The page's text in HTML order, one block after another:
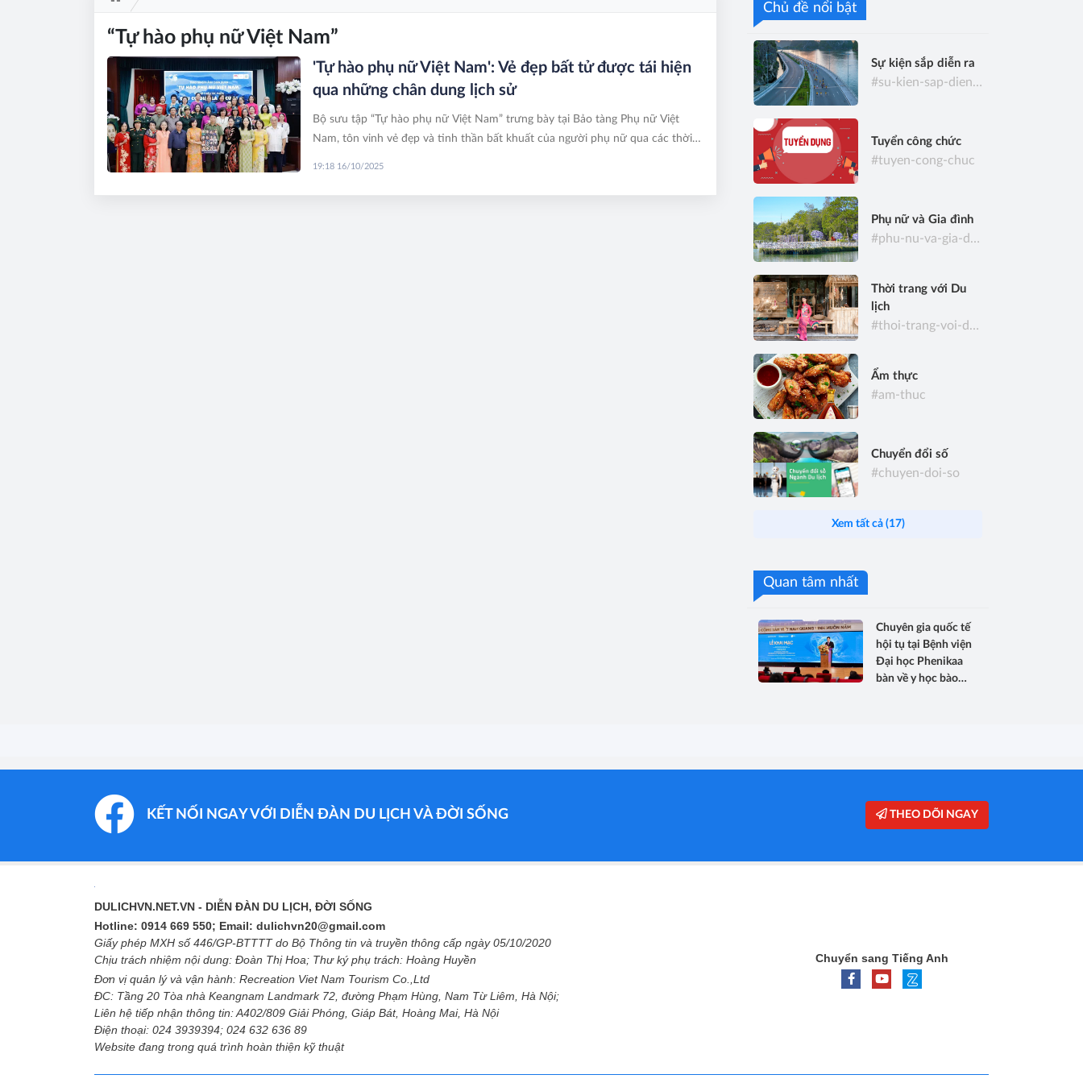
“Tự hào phụ nữ Việt Nam”
'Tự hào phụ nữ Việt Nam': Vẻ đẹp bất tử được tái hiện
qua những chân dung lịch sử
Bộ sưu tập “Tự hào phụ nữ Việt Nam” trưng bày tại Bảo tàng Phụ nữ Việt
Nam, tôn vinh vẻ đẹp và tinh thần bất khuất của người phụ nữ qua các thời
19:18 16/10/2025
Chủ đề nổi bật
Sự kiện sắp diễn ra
#su-kien-sap-dien-ra
Tuyển công chức
#tuyen-cong-chuc
Phụ nữ và Gia đình
#phu-nu-va-gia-dinh
Thời trang với Du
lịch
#thoi-trang-voi-du-lich
Ẩm thực
#am-thuc
Chuyển đổi số
#chuyen-doi-so
Xem tất cả (17)
Quan tâm nhất
Chuyên gia quốc tế
hội tụ tại Bệnh viện
Đại học Phenikaa
bàn về y học bào
KẾT NỐI NGAY VỚI DIỄN ĐÀN DU LỊCH VÀ ĐỜI SỐNG THEO DÕI NGAY
DULICHVN.NET.VN - DIỄN ĐÀN DU LỊCH, ĐỜI SỐNG
Hotline: 0914 669 550; Email: dulichvn20@gmail.com
Giấy phép MXH số 446/GP-BTTTT do Bộ Thông tin và truyền thông cấp ngày 05/10/2020
Chịu trách nhiệm nội dung: Đoàn Thị Hoa; Thư ký phụ trách: Hoàng Huyền
Đơn vị quản lý và vận hành: Recreation Viet Nam Tourism Co.,Ltd
ĐC: Tầng 20 Tòa nhà Keangnam Landmark 72, đường Phạm Hùng, Nam Từ Liêm, Hà Nội;
Liên hệ tiếp nhận thông tin: A402/809 Giải Phóng, Giáp Bát, Hoàng Mai, Hà Nội
Điện thoại: 024 3939394; 024 632 636 89
Website đang trong quá trình hoàn thiện kỹ thuật
Chuyển sang Tiếng Anh